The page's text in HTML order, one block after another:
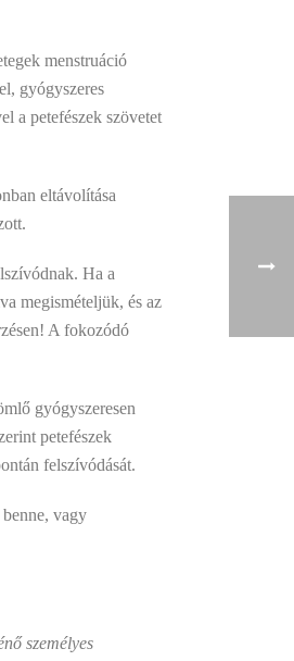
menstruáció
gyógyszeres
a petefészek szövetet
eltávolítása
Ha a
megismételjük, és az
A fokozódó
gyógyszeresen
petefészek
felszívódását.
vagy
személyes